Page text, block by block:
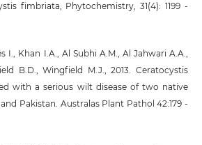
fimbriata, Phytochemistry, 31(4): 1199 -
I., Khan I.A., Al Subhi A.M., Al Jahwari A.A.,
B.D., Wingfield M.J., 2013. Ceratocystis
with a serious wilt disease of two native
Pakistan. Australas Plant Pathol 42:179 -